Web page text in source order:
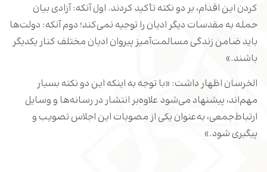
کردن این اقدام، بر دو نکته تأکید کردند. اول آنکه: آزادی بیان
حمله به مقدسات دیگر ادیان را توجیه نمی‌کند؛ دوم آنکه: دولت‌ها
باید ضامن زندگی مسالمت‌آمیز پیروان ادیان مختلف کنار یکدیگر
باشند.»
الخرسان اظهار داشت: «با توجه به اینکه این دو نکته بسیار
مهم‌اند، پیشنهاد می‌شود علاوه‌بر انتشار در رسانه‌ها و وسایل
ارتباط‌جمعی، به‌عنوان یکی از مصوبات این اجلاس تصویب و
پیگیری شود.»